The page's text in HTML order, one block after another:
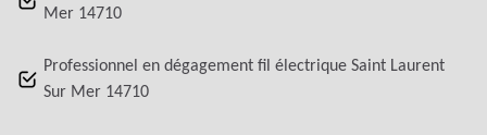
Mer 14710
Professionnel en dégagement fil électrique Saint Laurent
Sur Mer 14710